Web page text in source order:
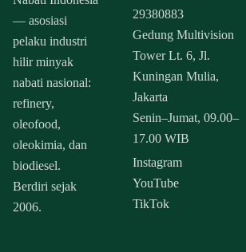
— asosiasi
pelaku industri
hilir minyak
nabati nasional:
refinery,
oleofood,
oleokimia, dan
biodiesel.
Berdiri sejak
2006.
29380883
Gedung Multivision
Tower Lt. 6, Jl.
Kuningan Mulia,
Jakarta
Senin–Jumat, 09.00–
17.00 WIB
Instagram
YouTube
TikTok